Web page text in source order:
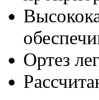
Ортез